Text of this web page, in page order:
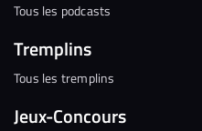
Tous les podcasts
Tremplins
Tous les tremplins
Jeux-Concours